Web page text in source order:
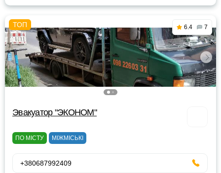
6.4 7
Эвакуатор "ЭКОНОМ"
ПО МІСТУ МІЖМІСЬКІ
+380687992409